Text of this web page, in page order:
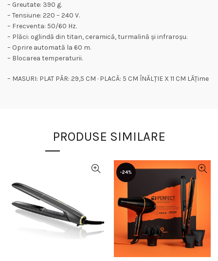
– Greutate: 390 g.
– Tensiune: 220 – 240 V.
– Frecventa: 50/60 Hz.
– Plăci: oglindă din titan, ceramică, turmalină și infraroșu.
– Oprire automată la 60 m.
– Blocarea temperaturii.
– MASURI: PLAT PĂR: 29,5 CM · PLACĂ: 5 CM ÎNĂLȚIE X 11 CM LĂȚime
PRODUSE SIMILARE
-24%